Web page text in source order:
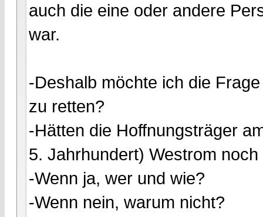
auch die eine oder andere
war.
-Deshalb möchte ich die
zu retten?
-Hätten die Hoffnungsträger
5. Jahrhundert) Westrom
-Wenn ja, wer und wie?
-Wenn nein, warum nicht?